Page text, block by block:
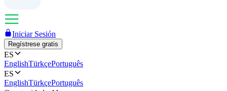
Iniciar Sesión
Regístrese gratis
ES
EnglishTürkçePortuguês
ES
EnglishTürkçePortuguês